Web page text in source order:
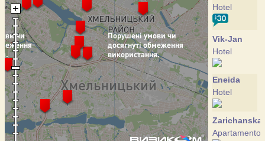
Hotel
Vik-Jan
Hotel
Eneida
Hotel
Zarichanska
Apartamento